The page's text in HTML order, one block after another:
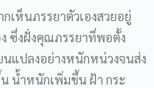
เห็นภรรยาตัวเองสวยอยู่
ซึ่งฝั่งคุณภรรยาที่พอตั้ง
แปลงอย่างหนักหน่วงจนส่ง
น้ำหนักเพิ่มขึ้น ฝ้า กระ